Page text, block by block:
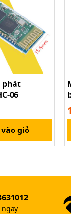
phát
06
giỏ